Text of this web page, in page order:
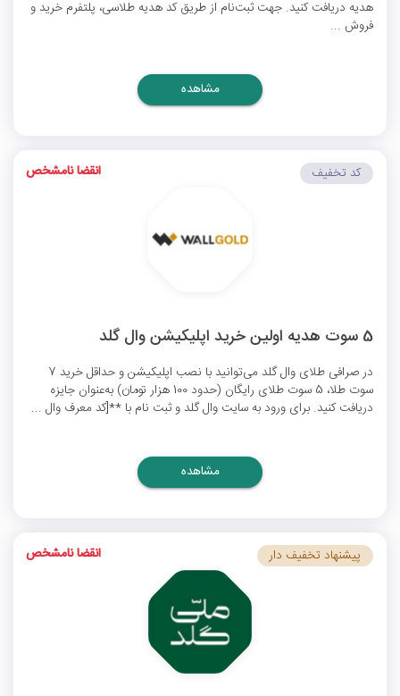
هدیه دریافت کنید. جهت ثبت‌نام از طریق کد هدیه طلاسی، پلتفرم خرید و
فروش ...
مشاهده
5 سوت هدیه اولین خرید اپلیکیشن وال گلد
در صرافی طلای وال گلد می‌توانید با نصب اپلیکیشن و حداقل خرید 7
سوت طلا، 5 سوت طلای رایگان (حدود 100 هزار تومان) به‌عنوان جایزه
دریافت کنید. برای ورود به سایت وال گلد و ثبت نام با **[کد معرف وال ...
کد تخفیف انقضا نامشخص
مشاهده
پیشنهاد تخفیف دار انقضا نامشخص